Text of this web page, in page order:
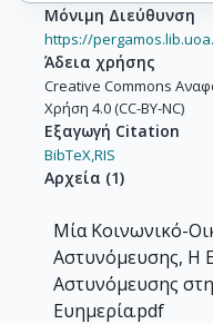
Μόνιμη Διεύθυνση
https://
Άδεια χρήσης
Creative Commons
Χρήση 4.0 (CC-BY-NC)
Εξαγωγή Citation
BibTeX,RIS
Αρχεία (1)
Μία Κοινωνικό-
Αστυνόμευσης, Η
Αστυνόμευσης
Ευημερία.pdf